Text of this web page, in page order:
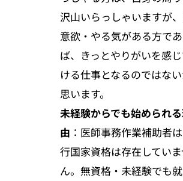
沢山いらっしゃいますが
意欲・やる気がある方で
ば、きっとやりがいを感
ける仕事となるのではな
思います。
未経験からでも始められ
由 ：医師事務作業補助者
行国家資格は存在してい
ん。無資格・未経験でも